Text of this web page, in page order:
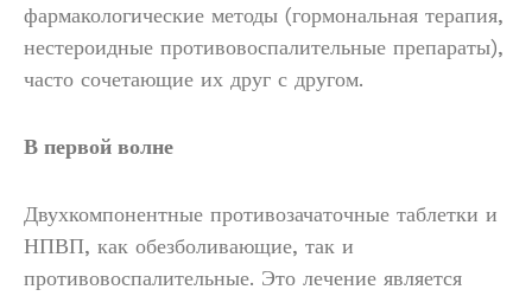
фармакологические методы (гормональная терапия,
нестероидные противовоспалительные препараты),
часто сочетающие их друг с другом.
В первой волне
Двухкомпонентные противозачаточные таблетки и
НПВП, как обезболивающие, так и
противовоспалительные. Это лечение является